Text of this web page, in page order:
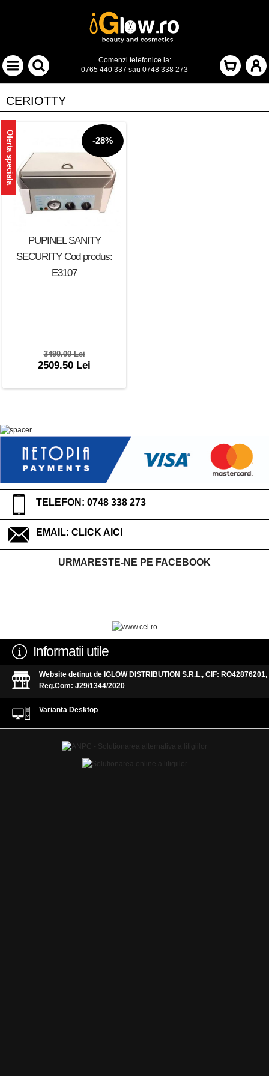
Comenzi telefonice la:
0765 440 337 sau 0748 338 273
CERIOTTY
Oferta speciala -28%
PUPINEL SANITY
SECURITY Cod produs:
E3107
3490.00 Lei
2509.50 Lei
TELEFON: 0748 338 273
EMAIL: CLICK AICI
URMARESTE-NE PE FACEBOOK
Informatii utile
Website detinut de IGLOW DISTRIBUTION S.R.L., CIF: RO42876201,
Reg.Com: J29/1344/2020
Varianta Desktop